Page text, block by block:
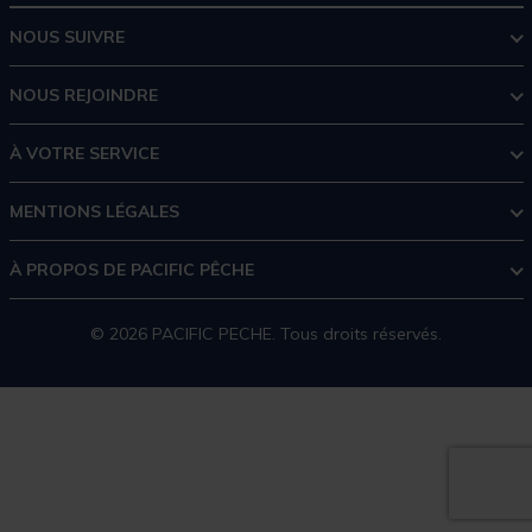
NOUS SUIVRE
NOUS REJOINDRE
À VOTRE SERVICE
MENTIONS LÉGALES
À PROPOS DE PACIFIC PÊCHE
© 2026 PACIFIC PECHE. Tous droits réservés.